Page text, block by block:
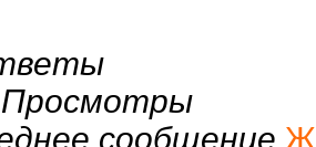
Просмотры
сообщение